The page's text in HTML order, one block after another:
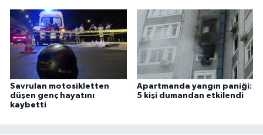
Savrulan motosikletten
düşen genç hayatını
kaybetti
Apartmanda yangın paniği:
5 kişi dumandan etkilendi